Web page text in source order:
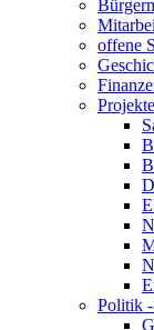
offene
Politik